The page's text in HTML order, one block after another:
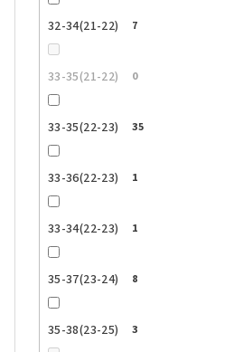
32-34(21-22) 7
33-35(21-22) 0
33-35(22-23) 35
33-36(22-23) 1
33-34(22-23) 1
35-37(23-24) 8
35-38(23-25) 3